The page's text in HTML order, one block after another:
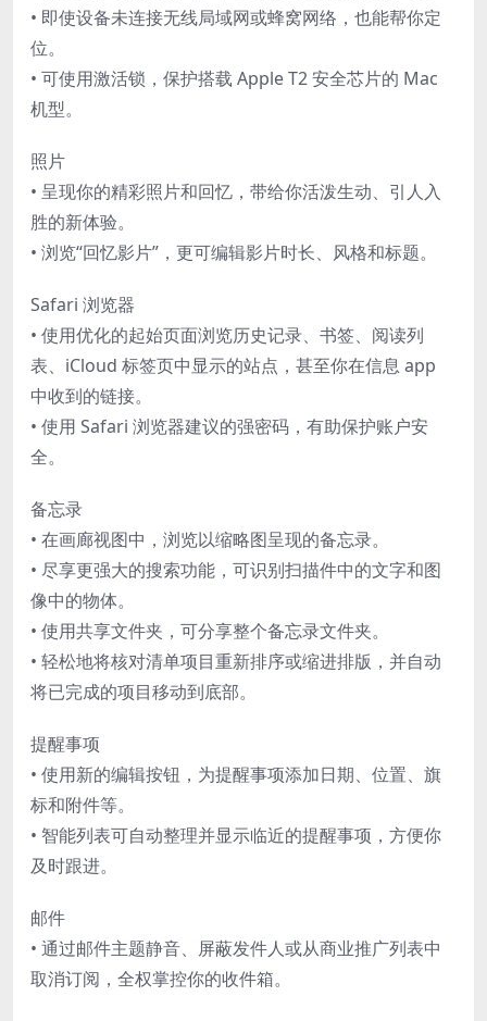
• 即使设备未连接无线局域网或蜂窝网络，也能帮你定
位。
• 可使用激活锁，保护搭载 Apple T2 安全芯片的 Mac
机型。
照片
• 呈现你的精彩照片和回忆，带给你活泼生动、引人入
胜的新体验。
• 浏览“回忆影片”，更可编辑影片时长、风格和标题。
Safari 浏览器
• 使用优化的起始页面浏览历史记录、书签、阅读列
表、iCloud 标签页中显示的站点，甚至你在信息 app
中收到的链接。
• 使用 Safari 浏览器建议的强密码，有助保护账户安
全。
备忘录
• 在画廊视图中，浏览以缩略图呈现的备忘录。
• 尽享更强大的搜索功能，可识别扫描件中的文字和图
像中的物体。
• 使用共享文件夹，可分享整个备忘录文件夹。
• 轻松地将核对清单项目重新排序或缩进排版，并自动
将已完成的项目移动到底部。
提醒事项
• 使用新的编辑按钮，为提醒事项添加日期、位置、旗
标和附件等。
• 智能列表可自动整理并显示临近的提醒事项，方便你
及时跟进。
邮件
• 通过邮件主题静音、屏蔽发件人或从商业推广列表中
取消订阅，全权掌控你的收件箱。